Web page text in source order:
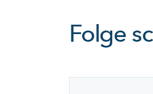
Folge